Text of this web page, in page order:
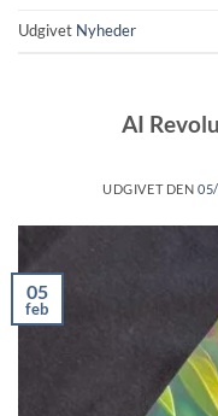
Udgivet Nyheder
AI
UDGIVET DEN
05
feb